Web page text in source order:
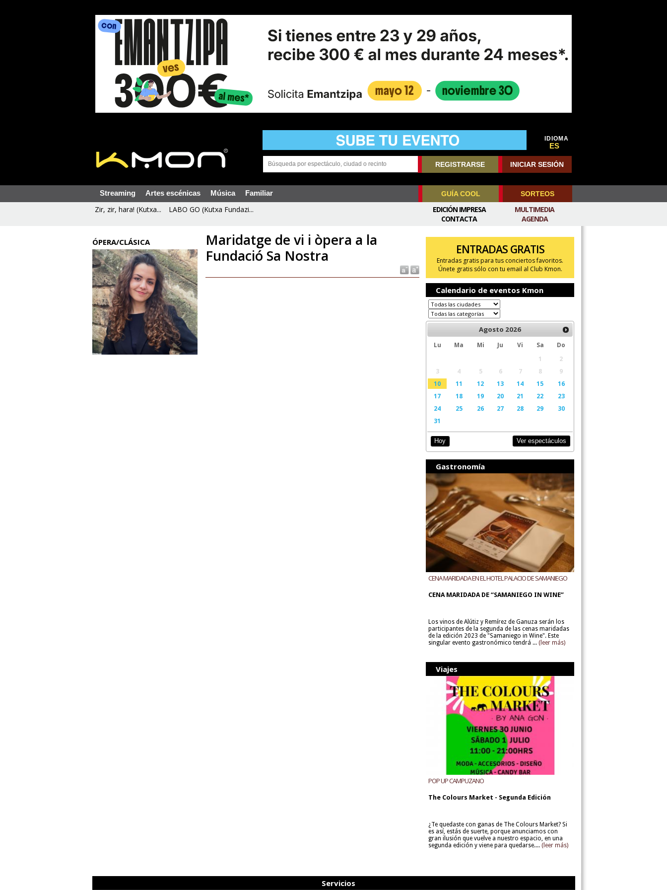
IDIOMA
ES
REGISTRARSE INICIAR SESIÓN
Streaming Artes escénicas Música Familiar GUÍA COOL SORTEOS
Zir, zir, hara! (Kutxa... LABO GO (Kutxa Fundazi...
MULTIMEDIA
AGENDA
EDICIÓN IMPRESA
CONTACTA
ÓPERA/CLÁSICA
Maridatge de vi i òpera a la
Fundació Sa Nostra
ENTRADAS GRATIS
Entradas gratis para tus conciertos favoritos.
Únete gratis sólo con tu email al Club Kmon.
Calendario de eventos Kmon
Agosto 2026
Lu Ma Mi Ju Vi Sa
Do
1
2
3
4 5 6 7 8
9
10
11 12 13 14 15
16
17
18 19 20 21 22
23
24
25 26 27 28 29
30
31
Hoy Ver espectáculos
Gastronomía
CENA MARIDADA EN EL HOTEL PALACIO DE SAMANIEGO
CENA MARIDADA DE “SAMANIEGO IN WINE”
Los vinos de Alútiz y Remírez de Ganuza serán los
participantes de la segunda de las cenas maridadas
de la edición 2023 de "Samaniego in Wine". Este
singular evento gastronómico tendrá ... (leer más)
Viajes
POP UP CAMPUZANO
The Colours Market - Segunda Edición
¿Te quedaste con ganas de The Colours Market? Si
es así, estás de suerte, porque anunciamos con
gran ilusión que vuelve a nuestro espacio, en una
segunda edición y viene para quedarse.... (leer más)
Servicios